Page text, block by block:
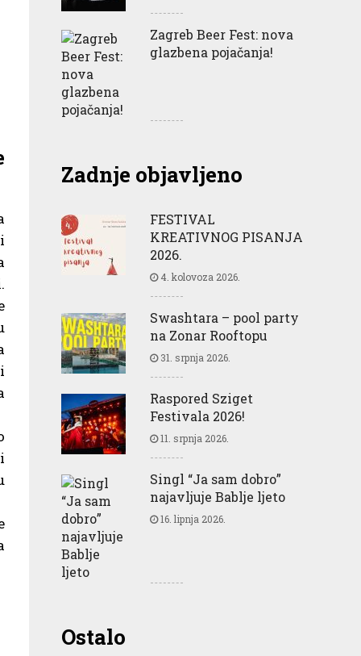
Zagreb Beer Fest: nova
glazbena pojačanja!
Zadnje objavljeno
FESTIVAL
KREATIVNOG PISANJA
2026.
4. kolovoza 2026.
Swashtara – pool party
na Zonar Rooftopu
31. srpnja 2026.
Raspored Sziget
Festivala 2026!
11. srpnja 2026.
Singl “Ja sam dobro”
najavljuje Bablje ljeto
16. lipnja 2026.
OstaloGreencajt: Good for
Business Good for People